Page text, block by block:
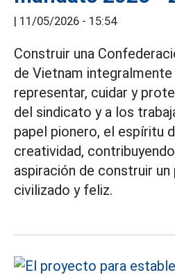
11/05/2026 - 15:54
Construir una
de Vietnam
representar, cuidar y
del sindicato y a los
papel pionero, el espíritu
creatividad,
aspiración de construir
civilizado y feliz.